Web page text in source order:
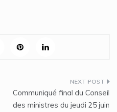
Communiqué final du Conseil
des ministres du jeudi 25 juin